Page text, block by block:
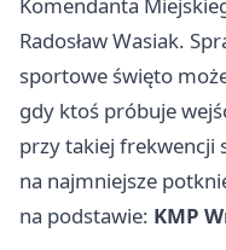
Radosław Wasiak.
sportowe święto
gdy ktoś próbuje
przy takiej frekwencji
na najmniejsze
na podstawie: KMP